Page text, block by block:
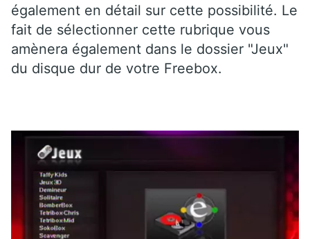
également en détail sur cette possibilité. Le
fait de sélectionner cette rubrique vous
amènera également dans le dossier "Jeux"
du disque dur de votre Freebox.